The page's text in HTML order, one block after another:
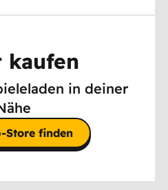
kaufen
in deiner
Store finden